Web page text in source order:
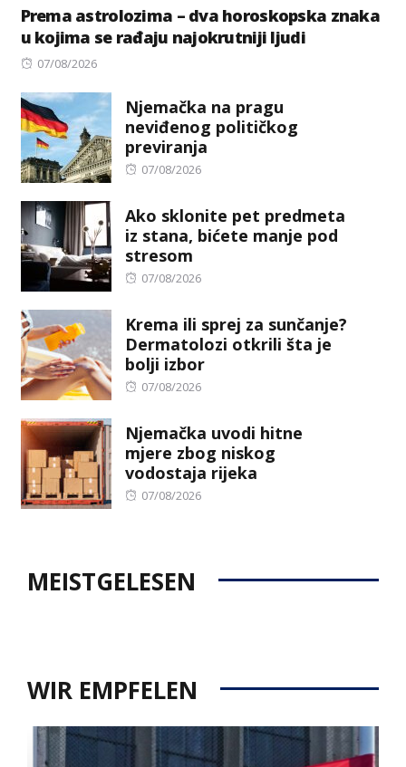
Prema astrolozima – dva horoskopska znaka
u kojima se rađaju najokrutniji ljudi
Posted
07/08/2026
Njemačka na pragu
neviđenog političkog
previranja
Posted
07/08/2026
Ako sklonite pet predmeta
iz stana, bićete manje pod
stresom
Posted
07/08/2026
Krema ili sprej za sunčanje?
Dermatolozi otkrili šta je
bolji izbor
Posted
07/08/2026
Njemačka uvodi hitne
mjere zbog niskog
vodostaja rijeka
Posted
07/08/2026
MEISTGELESEN
WIR EMPFELEN